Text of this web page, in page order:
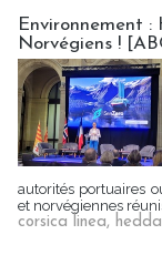
Environnement
Norvégiens !
autorités portuaires
et norvégiennes
corsica linea,